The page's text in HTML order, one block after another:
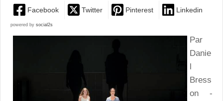
Facebook Twitter Pinterest Linkedin
powered by social2s
Par
Danie
l
Bress
on -